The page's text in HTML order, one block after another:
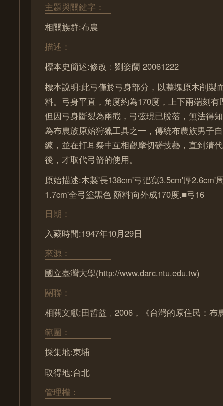
主題與關鍵字：
相關族群:布農
描述：
標本史簡述:修改：劉姿蘭 20061222
標本說明:此弓僅於弓身部分，以整塊原木削製
料。弓身平直，角度約為170度，上下兩端刻有
但因弓身斷裂為兩截，弓弦現已脫落，無法得
為布農族原始狩獵工具之一，傳統布農族男子
練，並在打耳祭中互相觀摩切磋技藝，直到清
後，才取代弓箭的使用。
原始描述:木製'長138cm'弓弝寬3.5cm'厚2.6cm'
1.7cm'全弓塗黑色 顏料'向外成170度.■弓16
日期：
入藏時間:1947年10月29日
來源：
國立臺灣大學(http://www.darc.ntu.edu.tw)
關聯：
相關文獻:田哲益，2006，《台灣的原住民：布
範圍：
採集地:東埔
取得地:台北
管理權：